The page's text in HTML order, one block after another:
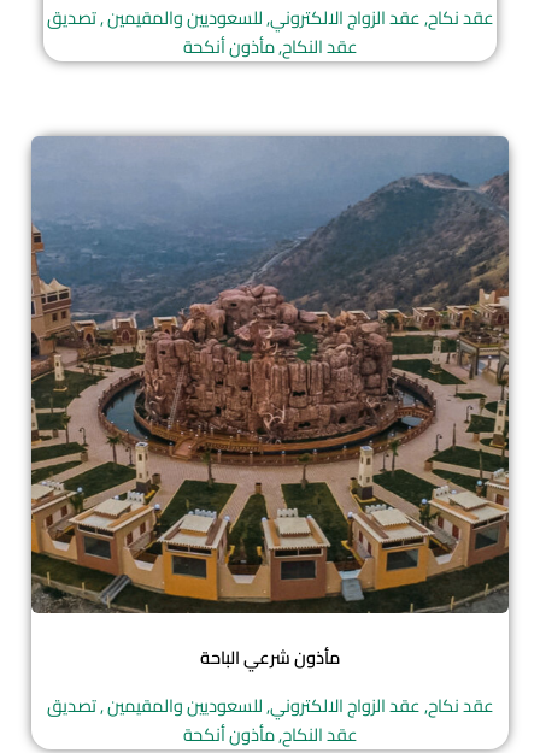
عقد نكاح, عقد الزواج الالكتروني, للسعوديين والمقيمين , تصديق
عقد النكاح, مأذون أنكحة
مأذون شرعي الباحة
عقد نكاح, عقد الزواج الالكتروني, للسعوديين والمقيمين , تصديق
عقد النكاح, مأذون أنكحة